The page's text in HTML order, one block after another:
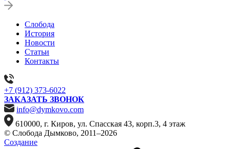
Слобода
История
Новости
Статьи
Контакты
+7 (912) 373-6022
ЗАКАЗАТЬ ЗВОНОК
info@dymkovo.com
610000, г. Киров, ул. Спасская 43, корп.3, 4 этаж
© Слобода Дымково, 2011–2026
Создание